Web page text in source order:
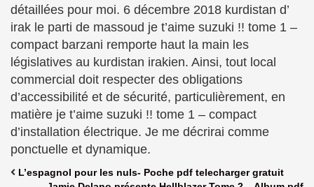
détaillées pour moi. 6 décembre 2018 kurdistan d’
irak le parti de massoud je t’aime suzuki !! tome 1 –
compact barzani remporte haut la main les
législatives au kurdistan irakien. Ainsi, tout local
commercial doit respecter des obligations
d’accessibilité et de sécurité, particulièrement, en
matière je t’aime suzuki !! tome 1 – compact
d’installation électrique. Je me décrirai comme
ponctuelle et dynamique.
L’espagnol pour les nuls- Poche pdf telecharger gratuit